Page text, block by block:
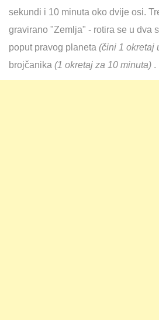
sekundi i 10 minuta oko dvije osi.
gravirano "Zemlja" - rotira se u dva
poput pravog planeta (čini 1 okretaj
brojčanika (1 okretaj za 10 minuta) .